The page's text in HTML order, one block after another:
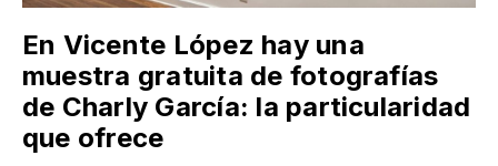
En Vicente López hay una
muestra gratuita de fotografías
de Charly García: la particularidad
que ofrece